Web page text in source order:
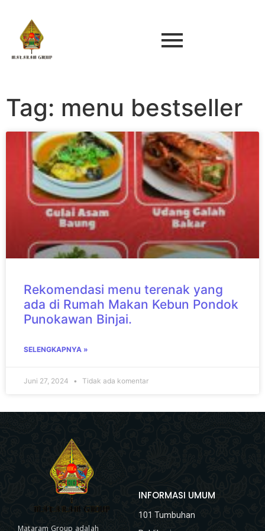
Tag: menu bestseller
Rekomendasi menu terenak yang
ada di Rumah Makan Kebun Pondok
Punokawan Binjai.
SELENGKAPNYA »
Juni 27, 2024 Tidak ada komentar
Mataram Group adalah
INFORMASI UMUM
101 Tumbuhan